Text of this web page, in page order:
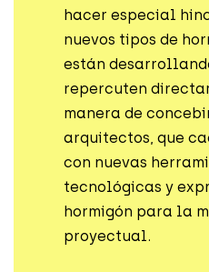
hacer especial
nuevos tipos de
están
repercuten
manera de
arquitectos, que
con nuevas
tecnológicas y
hormigón para la
proyectual.